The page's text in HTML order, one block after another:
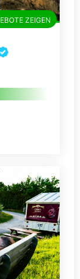
ZEIGEN